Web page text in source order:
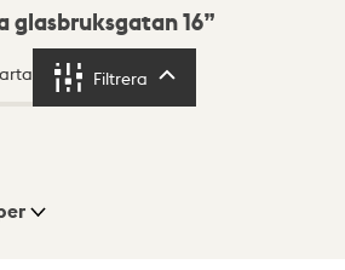
glasbruksgatan 16
Filtrera